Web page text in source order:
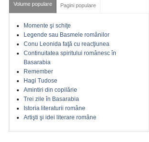
Volume populare Pagini populare
Momente şi schiţe
Legende sau Basmele românilor
Conu Leonida faţă cu reacţiunea
Continuitatea spiritului românesc în
Basarabia
Remember
Hagi Tudose
Amintiri din copilărie
Trei zile în Basarabia
Istoria literaturii române
Artişti şi idei literare române